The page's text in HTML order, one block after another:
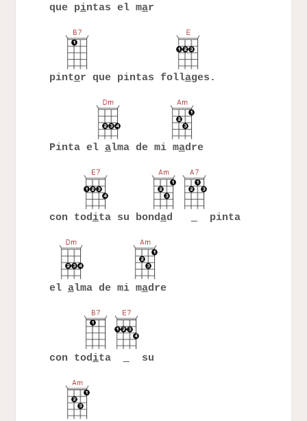
que pintas el mar
pintor que pintas follages.
Pinta el alma de mi madre
con todita su bondad pinta
el alma de mi madre
con todita su